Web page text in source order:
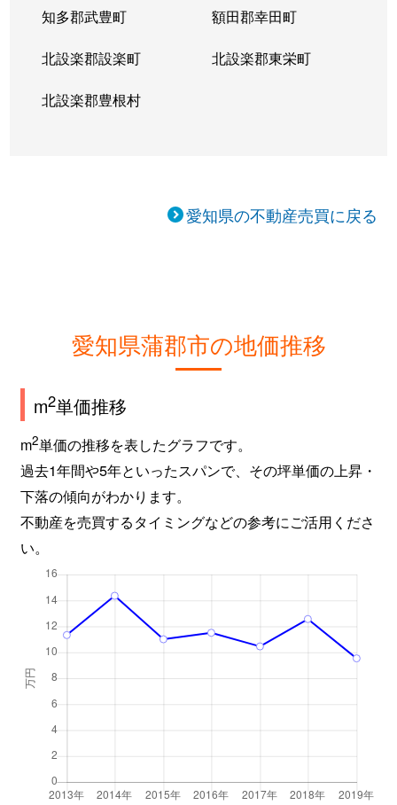
知多郡武豊町 額田郡幸田町
北設楽郡設楽町 北設楽郡東栄町
北設楽郡豊根村
愛知県の不動産売買に戻る
愛知県蒲郡市の地価推移
m2単価推移
m2単価の推移を表したグラフです。
過去1年間や5年といったスパンで、その坪単価の上昇・
下落の傾向がわかります。
不動産を売買するタイミングなどの参考にご活用くださ
い。